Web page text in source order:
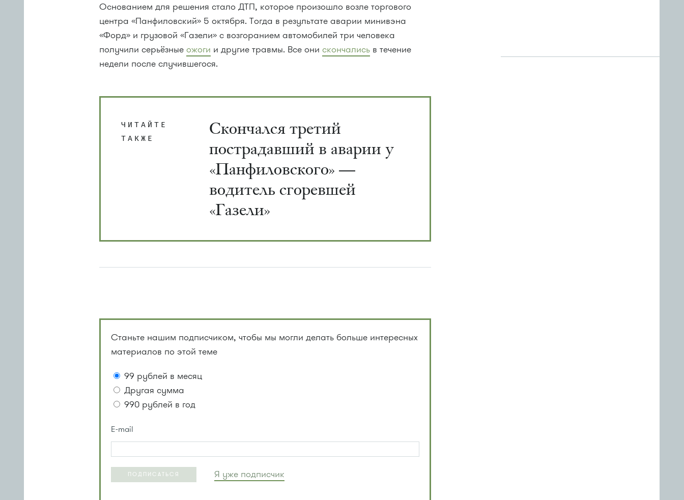
Основанием для решения стало ДТП, которое произошло возле торгового
центра «Панфиловский» 5 октября. Тогда в результате аварии минивэна
«Форд» и грузовой «Газели» с возгоранием автомобилей три человека
получили серьёзныеожоги и другие травмы. Все они скончались в течение
недели после случившегося.
ЧИТАЙТЕ
ТАКЖЕ
Скончался третий
пострадавший в аварии у
«Панфиловского» —
водитель сгоревшей
«Газели»
Станьте нашим подписчиком, чтобы мы могли делать больше интересных
материалов по этой теме
99 рублей в месяц
Другая сумма
990 рублей в год
E-mail
ПОДПИСАТЬСЯ Я уже подписчик